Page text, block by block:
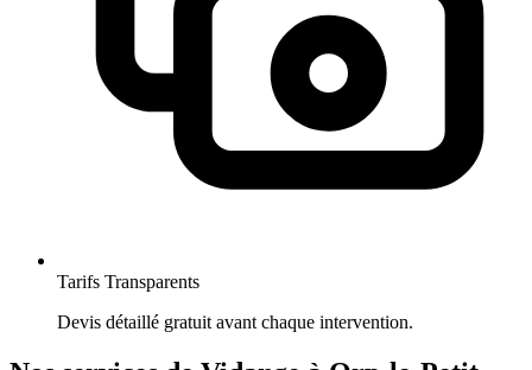
Tarifs Transparents
Devis détaillé gratuit avant chaque intervention.